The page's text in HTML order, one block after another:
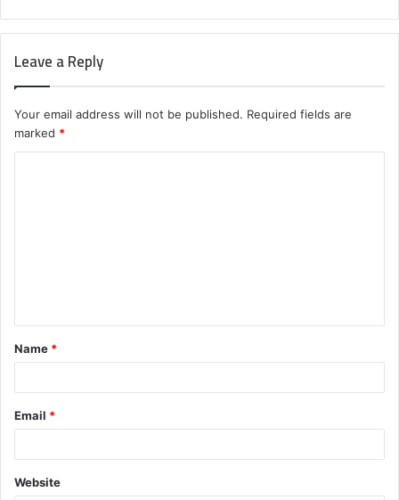
Leave a Reply
Your email address will not be published. Required fields are
marked *
t
*
Name *
Email *
Website